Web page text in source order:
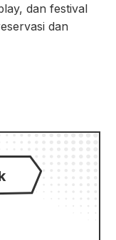
dan festival
dan